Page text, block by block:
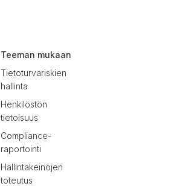
Teeman mukaan
Tietoturvariskien
hallinta
Henkilöstön
tietoisuus
Compliance-
raportointi
Hallintakeinojen
toteutus